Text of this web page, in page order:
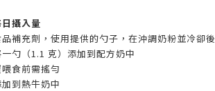
攝入量
補充劑，使用提供的勺子，在沖調奶粉並冷卻後
勺（1.1 克）添加到配方奶中
食前需搖勻
到熱牛奶中